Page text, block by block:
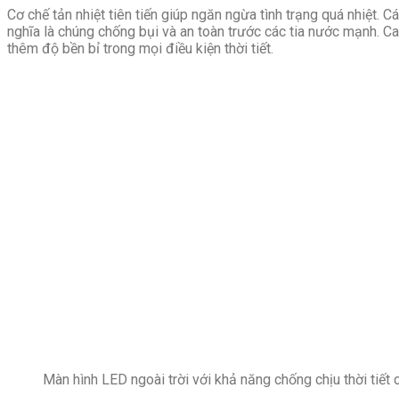
Cơ chế tản nhiệt tiên tiến giúp ngăn ngừa tình trạng quá nhiệt.
nghĩa là chúng chống bụi và an toàn trước các tia nước mạnh.
thêm độ bền bỉ trong mọi điều kiện thời tiết.
Màn hình LED ngoài trời với khả năng chống chịu thời tiết